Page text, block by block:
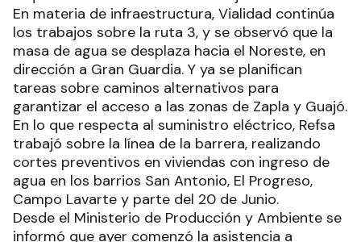
En materia de infraestructura, Vialidad continúa
los trabajos sobre la ruta 3, y se observó que la
masa de agua se desplaza hacia el Noreste, en
dirección a Gran Guardia. Y ya se planifican
tareas sobre caminos alternativos para
garantizar el acceso a las zonas de Zapla y Guajó.
En lo que respecta al suministro eléctrico, Refsa
trabajó sobre la línea de la barrera, realizando
cortes preventivos en viviendas con ingreso de
agua en los barrios San Antonio, El Progreso,
Campo Lavarte y parte del 20 de Junio.
Desde el Ministerio de Producción y Ambiente se
informó que ayer comenzó la asistencia a